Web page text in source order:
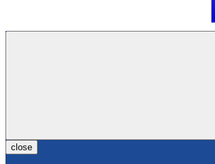
close